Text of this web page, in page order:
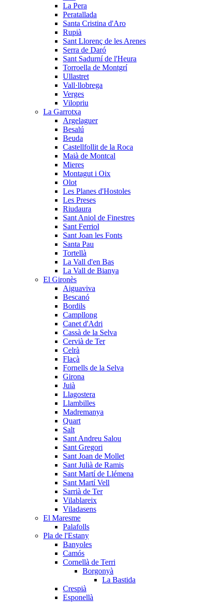
La Pera
Peratallada
Santa Cristina d'Aro
Rupià
Sant Llorenç de les Arenes
Serra de Daró
Sant Sadurní de l'Heura
Torroella de Montgrí
Ullastret
Vall·llobrega
Verges
Vilopriu
La Garrotxa
Argelaguer
Besalú
Beuda
Castellfollit de la Roca
Maià de Montcal
Mieres
Montagut i Oix
Olot
Les Planes d'Hostoles
Les Preses
Riudaura
Sant Aniol de Finestres
Sant Ferriol
Sant Joan les Fonts
Santa Pau
Tortellà
La Vall d'en Bas
La Vall de Bianya
El Gironès
Aiguaviva
Bescanó
Bordils
Campllong
Canet d'Adri
Cassà de la Selva
Cervià de Ter
Celrà
Flaçà
Fornells de la Selva
Girona
Juià
Llagostera
Llambilles
Madremanya
Quart
Salt
Sant Andreu Salou
Sant Gregori
Sant Joan de Mollet
Sant Julià de Ramis
Sant Martí de Llémena
Sant Martí Vell
Sarrià de Ter
Vilablareix
Viladasens
El Maresme
Palafolls
Pla de l'Estany
Banyoles
Camós
Cornellà de Terri
Borgonyà
La Bastida
Crespià
Esponellà